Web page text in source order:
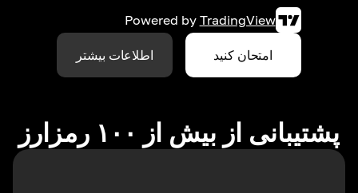
Powered by TradingView
امتحان کنید اطلاعات بیشتر
پشتیبانی از بیش از ۱۰۰ رمزارز